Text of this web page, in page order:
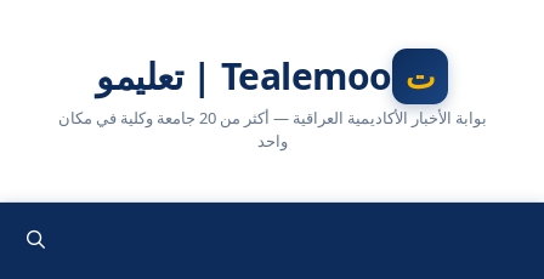
Tealemoo | تعليمو
بوابة الأخبار الأكاديمية العراقية — أكثر من 20 جامعة وكلية في مكان
واحد